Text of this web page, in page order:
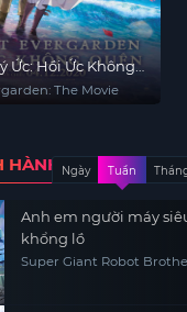
Ức: Hồi Ức Không
The Movie
HÀNHNgày Tuần
Anh em người máy
khổng lồ
Super Giant Robot